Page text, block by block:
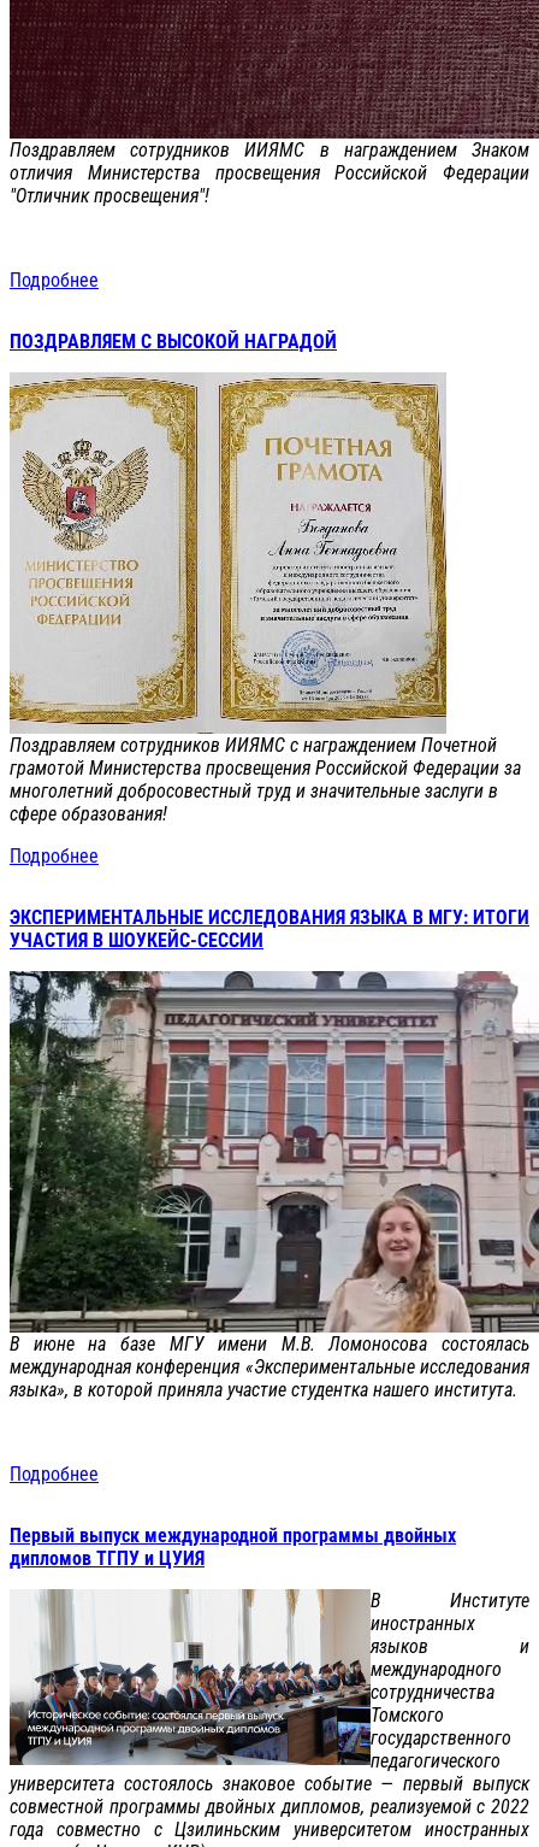
Поздравляем сотрудников ИИЯМС в награждением Знаком
отличия Министерства просвещения Российской Федерации
"Отличник просвещения"!
Подробнее
ПОЗДРАВЛЯЕМ С ВЫСОКОЙ НАГРАДОЙ
Поздравляем сотрудников ИИЯМС с награждением Почетной
грамотой Министерства просвещения Российской Федерации за
многолетний добросовестный труд и значительные заслуги в
сфере образования!
Подробнее
ЭКСПЕРИМЕНТАЛЬНЫЕ ИССЛЕДОВАНИЯ ЯЗЫКА В МГУ: ИТОГИ
УЧАСТИЯ В ШОУКЕЙС-СЕССИИ
В июне на базе МГУ имени М.В. Ломоносова состоялась
международная конференция «Экспериментальные исследования
языка», в которой приняла участие студентка нашего института.
Подробнее
Первый выпуск международной программы двойных
дипломов ТГПУ и ЦУИЯ
В Институте
иностранных
языков и
международного
сотрудничества
Томского
государственного
педагогического
университета состоялось знаковое событие — первый выпуск
совместной программы двойных дипломов, реализуемой с 2022
года совместно с Цзилиньским университетом иностранных